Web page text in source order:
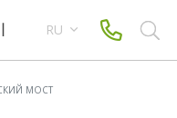
RU
МОСТ